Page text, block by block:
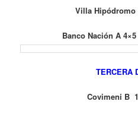
Villa Hipódromo
Banco Nación A
TERCERA
Covimeni B